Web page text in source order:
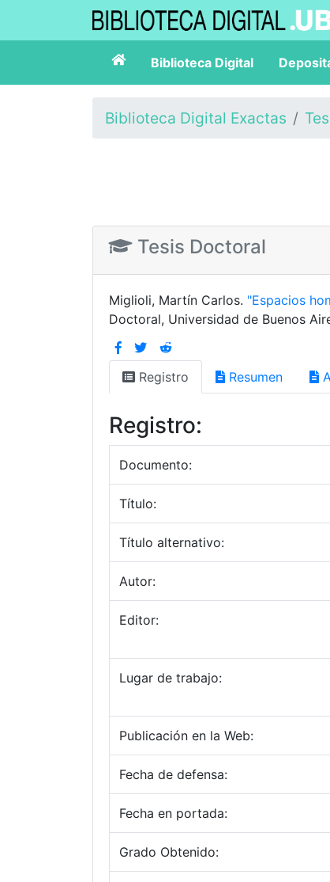
Biblioteca Digital
Biblioteca Digital Exactas
Tesis Doctoral
Miglioli, Martín Carlos. "Espacios
Doctoral, Universidad de Buenos
Registro Resumen
Registro:
Documento:
Título:
Título alternativo:
Autor:
Editor:
Lugar de trabajo:
Publicación en la Web:
Fecha de defensa:
Fecha en portada:
Grado Obtenido: